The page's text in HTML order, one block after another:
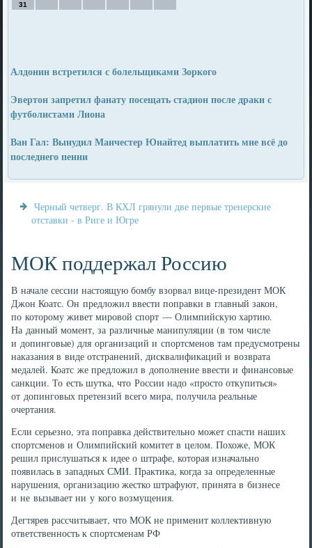
31
Алдонин встретился с болельщиками Зоркого
Эвертон запретил фанату посещать стадион после драки с
футболистами Лиона
Ван Гал: Вынудил Манчестер Юнайтед выплатить мне всё до
последнего пенни
Черный четверг. В КХЛ грянули две первые тренерские
отставки - в Риге и Югре
МОК поддержал Россию
В начале сессии настоящую бомбу взорвал вице-президент МОК
Джон Коатс. Он предложил ввести поправки в главный закон,
по которому живет мировой спорт — Олимпийскую хартию.
На данный момент, за различные манипуляции (в том числе
и допинговые) для организаций и спортсменов там предусмотрены
наказания в виде отстранений, дисквалификаций и возврата
медалей. Коатс же предложил в дополнение ввести и финансовые
санкции. То есть шутка, что России надо «просто откупиться»
от допинговых претензий всего мира, получила реальные
очертания.
Если серьезно, эта поправка действительно может спасти наших
спортсменов и Олимпийский комитет в целом. Похоже, МОК
решил прислушаться к идее о штрафе, которая изначально
появилась в западных СМИ. Практика, когда за определенные
нарушения, организацию жестко штрафуют, принята в бизнесе
и не вызывает ни у кого возмущения.
Дегтярев рассчитывает, что МОК не применит коллективную
ответственность к спортсменам РФ